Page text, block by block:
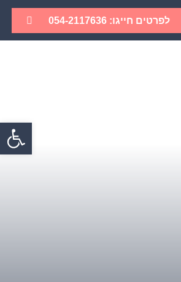
לפרטים חייגו: 054-2117636